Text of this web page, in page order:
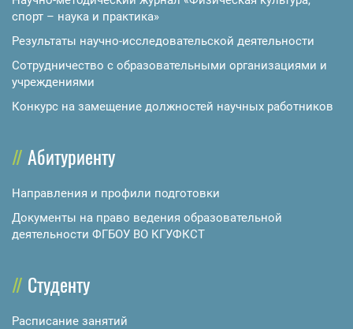
спорт – наука и практика»
Результаты научно-исследовательской деятельности
Сотрудничество с образовательными организациями и
учреждениями
Конкурс на замещение должностей научных работников
Абитуриенту
Направления и профили подготовки
Документы на право ведения образовательной
деятельности ФГБОУ ВО КГУФКСТ
Студенту
Расписание занятий